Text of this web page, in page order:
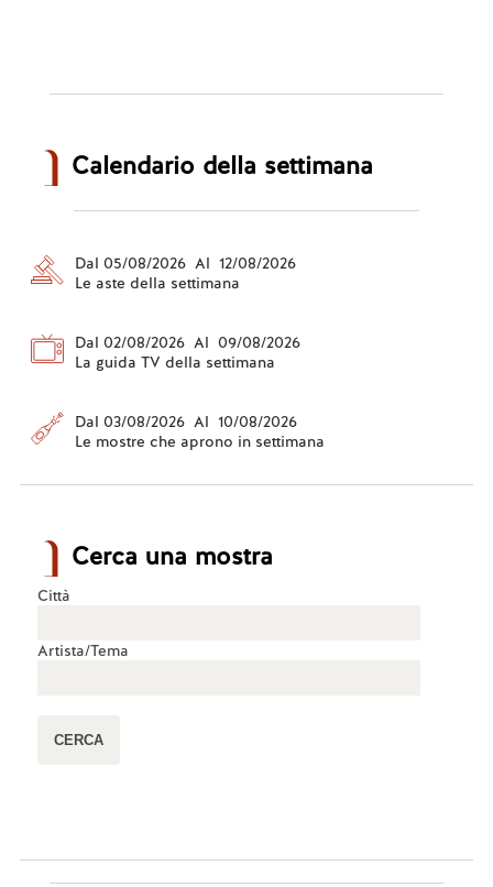
Calendario della settimana
Dal 05/08/2026 Al 12/08/2026
Le aste della settimana
Dal 02/08/2026 Al 09/08/2026
La guida TV della settimana
Dal 03/08/2026 Al 10/08/2026
Le mostre che aprono in settimana
Cerca una mostra
Città
Artista/Tema